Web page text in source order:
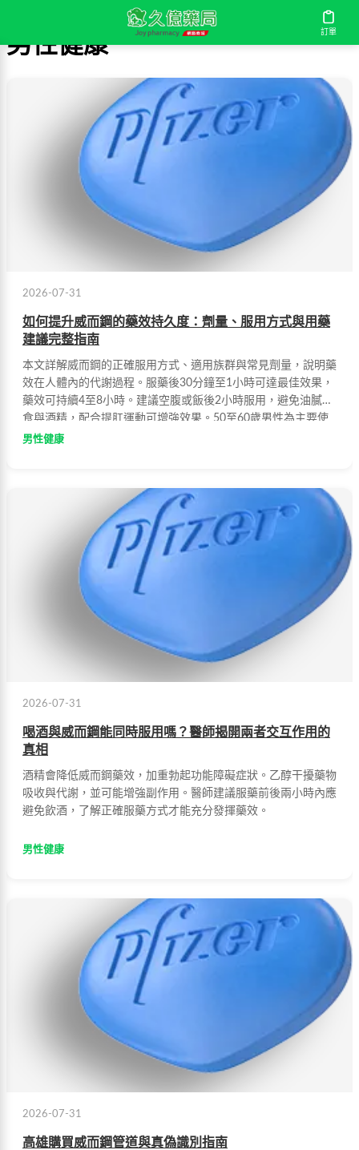
訂單
男性健康
2026-07-31
如何提升威而鋼的藥效持久度：劑量、服用方式與用藥
建議完整指南
本文詳解威而鋼的正確服用方式、適用族群與常見劑量，說明藥
效在人體內的代謝過程。服藥後30分鐘至1小時可達最佳效果，
藥效可持續4至8小時。建議空腹或飯後2小時服用，避免油膩飲
食與酒精，配合提肛運動可增強效果。50至60歲男性為主要使
用族群，65歲以上建議從50mg起始服用。
男性健康
2026-07-31
喝酒與威而鋼能同時服用嗎？醫師揭開兩者交互作用的
真相
酒精會降低威而鋼藥效，加重勃起功能障礙症狀。乙醇干擾藥物
吸收與代謝，並可能增強副作用。醫師建議服藥前後兩小時內應
避免飲酒，了解正確服藥方式才能充分發揮藥效。
男性健康
2026-07-31
高雄購買威而鋼管道與真偽識別指南